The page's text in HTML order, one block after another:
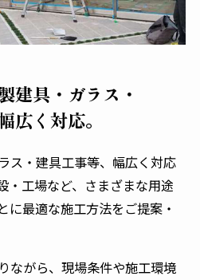
建具・ガラス・
広く対応。
ス・建具工事等、幅広く対応
・工場など、さまざまな用途
に最適な施工方法をご提案・
ながら、現場条件や施工環境